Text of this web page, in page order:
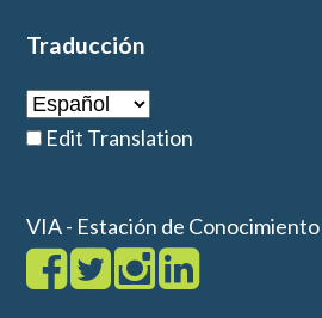
Traducción
Edit Translation
VIA - Estación de Conocimiento